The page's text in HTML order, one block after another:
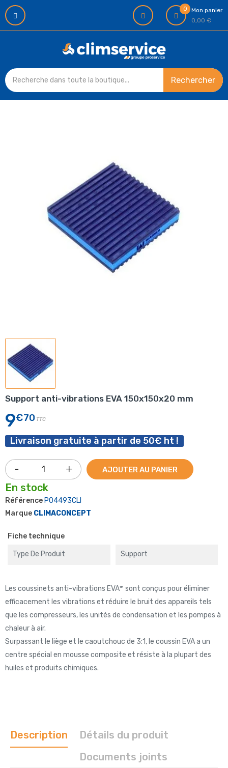
0
Mon panier
0,00 €
Rechercher
Support anti-vibrations EVA 150x150x20 mm
9€70 TTC
Livraison gratuite à partir de 50€ ht !
AJOUTER AU PANIER
En stock
Référence P04493CLI
Marque CLIMACONCEPT
Fiche technique
Type De Produit Support
Les coussinets anti-vibrations EVA™ sont conçus pour éliminer
efficacement les vibrations et réduire le bruit des appareils tels
que les compresseurs, les unités de condensation et les pompes à
chaleur à air.
Surpassant le liège et le caoutchouc de 3:1, le coussin EVA a un
centre spécial en mousse composite et résiste à la plupart des
huiles et produits chimiques.
Description
Détails du produit
Documents joints